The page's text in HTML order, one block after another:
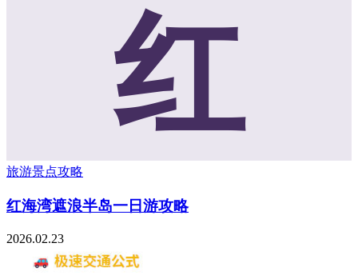
红
旅游景点攻略
红海湾遮浪半岛一日游攻略
2026.02.23